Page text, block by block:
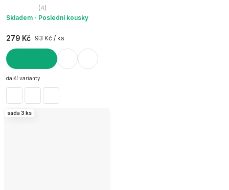
(4)
Skladem
Poslední kousky
279 Kč 93 Kč / ks
DO KOŠÍKU
další varianty
sada 3 ks